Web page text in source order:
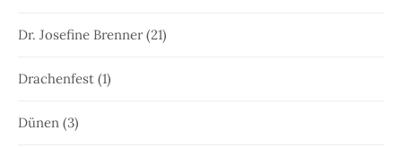
Dr. Josefine Brenner(21)
Drachenfest (1)
Dünen (3)